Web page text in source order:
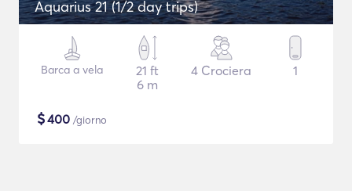
Aquarius 21 (1/2 day trips)
Barca a vela
21 ft
6 m
4 Crociera 1
$400 /giorno